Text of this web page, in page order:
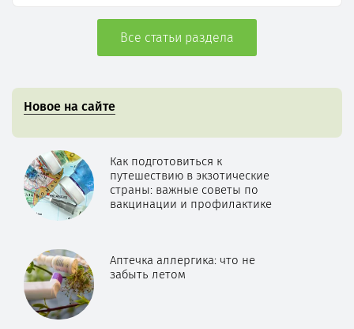
Все статьи раздела
Новое на сайте
Как подготовиться к
путешествию в экзотические
страны: важные советы по
вакцинации и профилактике
Аптечка аллергика: что не
забыть летом